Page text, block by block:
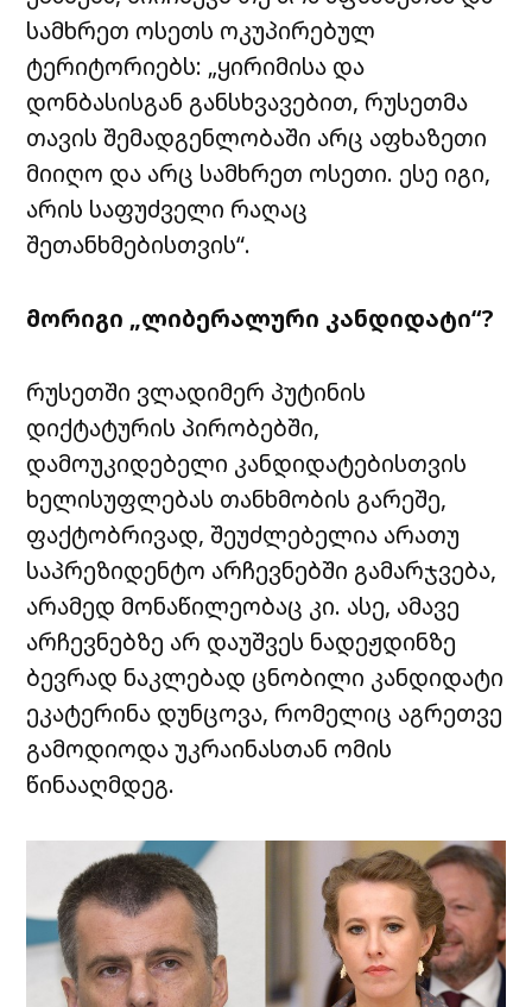
სამხრეთ ოსეთს ოკუპირებულ
ტერიტორიებს: „ყირიმისა და
დონბასისგან განსხვავებით, რუსეთმა
თავის შემადგენლობაში არც აფხაზეთი
მიიღო და არც სამხრეთ ოსეთი. ესე იგი,
არის საფუძველი რაღაც
შეთანხმებისთვის“.
მორიგი „ლიბერალური კანდიდატი“?
რუსეთში ვლადიმერ პუტინის
დიქტატურის პირობებში,
დამოუკიდებელი კანდიდატებისთვის
ხელისუფლებას თანხმობის გარეშე,
ფაქტობრივად, შეუძლებელია არათუ
საპრეზიდენტო არჩევნებში გამარჯვება,
არამედ მონაწილეობაც კი. ასე, ამავე
არჩევნებზე არ დაუშვეს ნადეჟდინზე
ბევრად ნაკლებად ცნობილი კანდიდატი
ეკატერინა დუნცოვა, რომელიც აგრეთვე
გამოდიოდა უკრაინასთან ომის
წინააღმდეგ.